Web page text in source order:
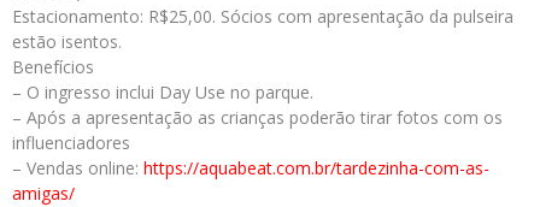
Estacionamento: R$25,00. Sócios com apresentação da pulseira
estão isentos.
Benefícios
– O ingresso inclui Day Use no parque.
– ⁠Após a apresentação as crianças poderão tirar fotos com os
influenciadores
– Vendas online: https://aquabeat.com.br/tardezinha-com-as-
amigas/